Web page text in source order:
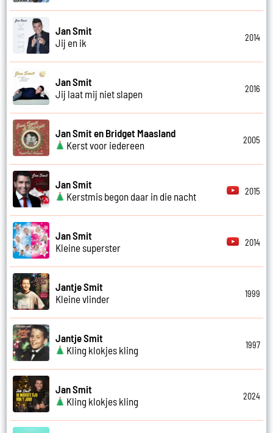
Jan Smit
Jij en ik
2014
Jan Smit
Jij laat mij niet slapen
2016
Jan Smit en Bridget Maasland
Kerst voor iedereen
2005
Jan Smit
Kerstmis begon daar in die nacht
2015
Jan Smit
Kleine superster
2014
Jantje Smit
Kleine vlinder
1999
Jantje Smit
Kling klokjes kling
1997
Jan Smit
Kling klokjes kling
2024